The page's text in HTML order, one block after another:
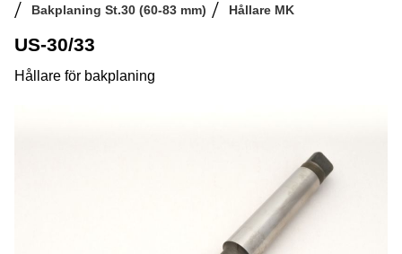
Bakplaning St.30 (60-83 mm)
Hållare MK
US-30/33
Hållare för bakplaning